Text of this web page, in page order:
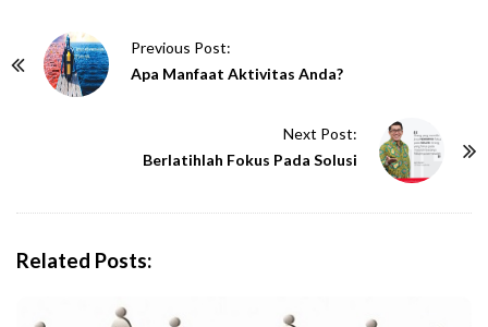
Previous Post:
Apa Manfaat Aktivitas Anda?
Next Post:
Berlatihlah Fokus Pada Solusi
Related Posts: